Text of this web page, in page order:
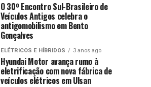
O 30º Encontro Sul-Brasileiro de
Veículos Antigos celebra o
antigomobilismo em Bento
Gonçalves
ELÉTRICOS E HÍBRIDOS 3 anos ago
Hyundai Motor avança rumo à
eletrificação com nova fábrica de
veículos elétricos em Ulsan